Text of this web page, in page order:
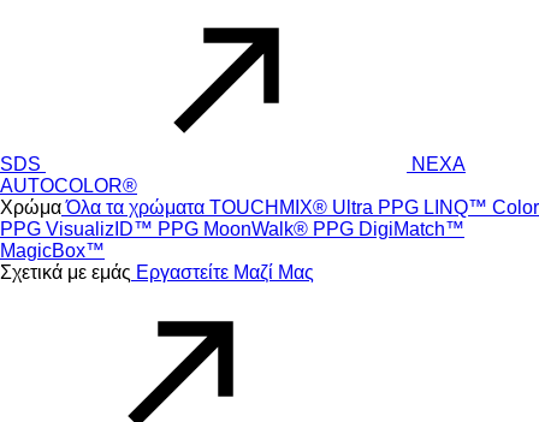
SDS
NEXA
AUTOCOLOR®
ΧρώμαΌλα τα χρώματα TOUCHMIX® Ultra PPG LINQ™ Color
PPG VisualizID™ PPG MoonWalk® PPG DigiMatch™
MagicBox™
Σχετικά με εμάς Εργαστείτε Μαζί Μας